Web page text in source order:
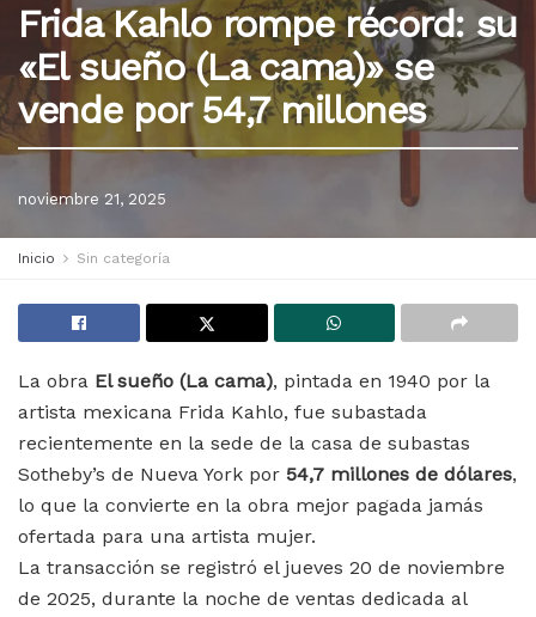
Frida Kahlo rompe récord: su
«El sueño (La cama)» se
vende por 54,7 millones
noviembre 21, 2025
Inicio Sin categoría
La obra El sueño (La cama), pintada en 1940 por la
artista mexicana Frida Kahlo, fue subastada
recientemente en la sede de la casa de subastas
Sotheby’s de Nueva York por 54,7 millones de dólares,
lo que la convierte en la obra mejor pagada jamás
ofertada para una artista mujer.
La transacción se registró el jueves 20 de noviembre
de 2025, durante la noche de ventas dedicada al